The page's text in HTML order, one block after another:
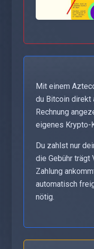
Mit einem
du Bitcoin direkt
Rechnung
eigenes Krypto-
Du zahlst nur
die Gebühr trägt
Zahlung
automatisch
nötig.